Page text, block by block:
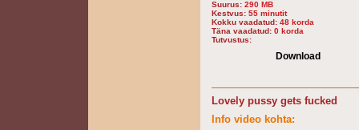
Suurus: 290 MB
Kestvus: 55 minutit
Kokku vaadatud: 48 korda
Täna vaadatud: 0 korda
Tutvustus:
Download
Lovely pussy gets fucked
Info video kohta: